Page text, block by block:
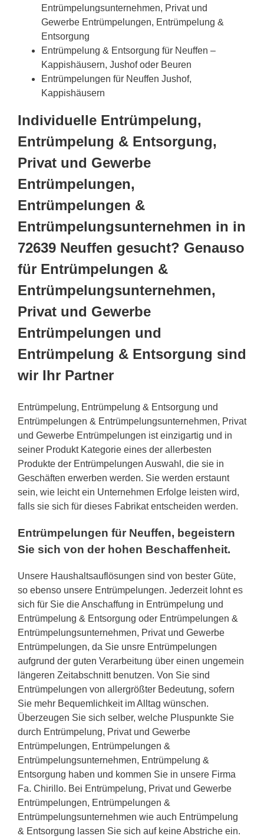
Entrümpelungsunternehmen, Privat und
Gewerbe Entrümpelungen, Entrümpelung &
Entsorgung
Entrümpelung & Entsorgung für Neuffen –
Kappishäusern, Jushof oder Beuren
Entrümpelungen für Neuffen Jushof,
Kappishäusern
Individuelle Entrümpelung,
Entrümpelung & Entsorgung,
Privat und Gewerbe
Entrümpelungen,
Entrümpelungen &
Entrümpelungsunternehmen in in
72639 Neuffen gesucht? Genauso
für Entrümpelungen &
Entrümpelungsunternehmen,
Privat und Gewerbe
Entrümpelungen und
Entrümpelung & Entsorgung sind
wir Ihr Partner
Entrümpelung, Entrümpelung & Entsorgung und
Entrümpelungen & Entrümpelungsunternehmen, Privat
und Gewerbe Entrümpelungen ist einzigartig und in
seiner Produkt Kategorie eines der allerbesten
Produkte der Entrümpelungen Auswahl, die sie in
Geschäften erwerben werden. Sie werden erstaunt
sein, wie leicht ein Unternehmen Erfolge leisten wird,
falls sie sich für dieses Fabrikat entscheiden werden.
Entrümpelungen für Neuffen, begeistern
Sie sich von der hohen Beschaffenheit.
Unsere Haushaltsauflösungen sind von bester Güte,
so ebenso unsere Entrümpelungen. Jederzeit lohnt es
sich für Sie die Anschaffung in Entrümpelung und
Entrümpelung & Entsorgung oder Entrümpelungen &
Entrümpelungsunternehmen, Privat und Gewerbe
Entrümpelungen, da Sie unsre Entrümpelungen
aufgrund der guten Verarbeitung über einen ungemein
längeren Zeitabschnitt benutzen. Von Sie sind
Entrümpelungen von allergrößter Bedeutung, sofern
Sie mehr Bequemlichkeit im Alltag wünschen.
Überzeugen Sie sich selber, welche Pluspunkte Sie
durch Entrümpelung, Privat und Gewerbe
Entrümpelungen, Entrümpelungen &
Entrümpelungsunternehmen, Entrümpelung &
Entsorgung haben und kommen Sie in unsere Firma
Fa. Chirillo. Bei Entrümpelung, Privat und Gewerbe
Entrümpelungen, Entrümpelungen &
Entrümpelungsunternehmen wie auch Entrümpelung
& Entsorgung lassen Sie sich auf keine Abstriche ein.